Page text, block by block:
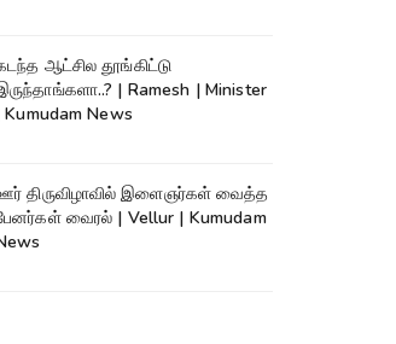
ஆட்சில தூங்கிட்டு
| Ramesh | Minister
Kumudam News
திருவிழாவில் இளைஞர்கள் வைத்த
வைரல் | Vellur | Kumudam